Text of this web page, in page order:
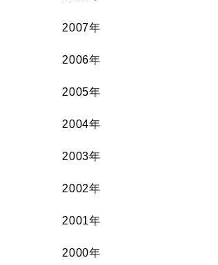
2007年
2006年
2005年
2004年
2003年
2002年
2001年
2000年